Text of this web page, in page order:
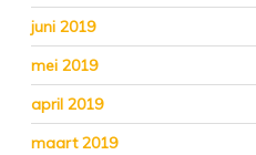
juni 2019
mei 2019
april 2019
maart 2019